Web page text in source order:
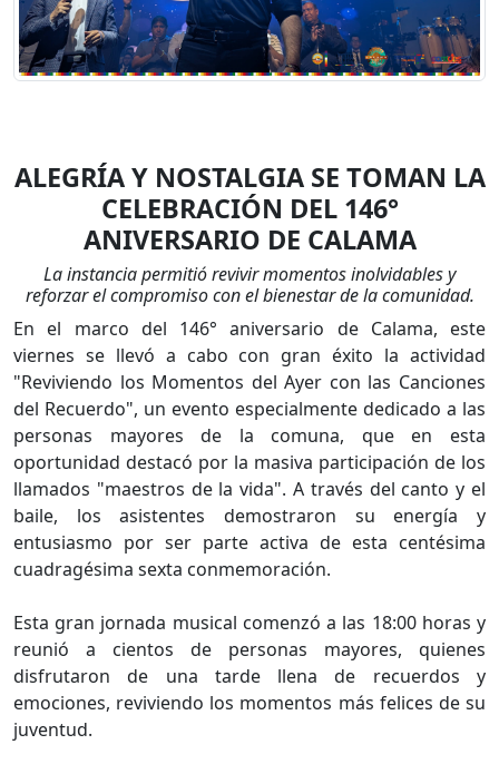
ALEGRÍA Y NOSTALGIA SE TOMAN LA
CELEBRACIÓN DEL 146°
ANIVERSARIO DE CALAMA
La instancia permitió revivir momentos inolvidables y
reforzar el compromiso con el bienestar de la comunidad.
En el marco del 146° aniversario de Calama, este
viernes se llevó a cabo con gran éxito la actividad
"Reviviendo los Momentos del Ayer con las Canciones
del Recuerdo", un evento especialmente dedicado a las
personas mayores de la comuna, que en esta
oportunidad destacó por la masiva participación de los
llamados "maestros de la vida". A través del canto y el
baile, los asistentes demostraron su energía y
entusiasmo por ser parte activa de esta centésima
cuadragésima sexta conmemoración.
Esta gran jornada musical comenzó a las 18:00 horas y
reunió a cientos de personas mayores, quienes
disfrutaron de una tarde llena de recuerdos y
emociones, reviviendo los momentos más felices de su
juventud.